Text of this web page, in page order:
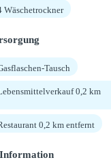
Wäschetrockner
Tausch
0,2 km
0,2 km entfernt